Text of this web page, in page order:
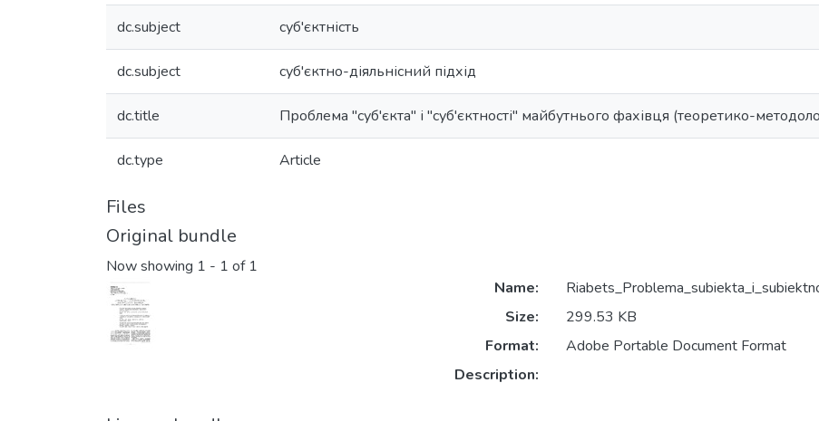
dc.subject суб'єктність
dc.subject суб'єктно-діяльнісний підхід
dc.title Проблема "суб'єкта" і "суб'єктності" майбутнього фахівця (теоретико-
dc.type Article
Files
Original bundle
Now showing 1 - 1 of 1
Name:
Size:
299.53 KB
Format:
Adobe Portable Document Format
Description: